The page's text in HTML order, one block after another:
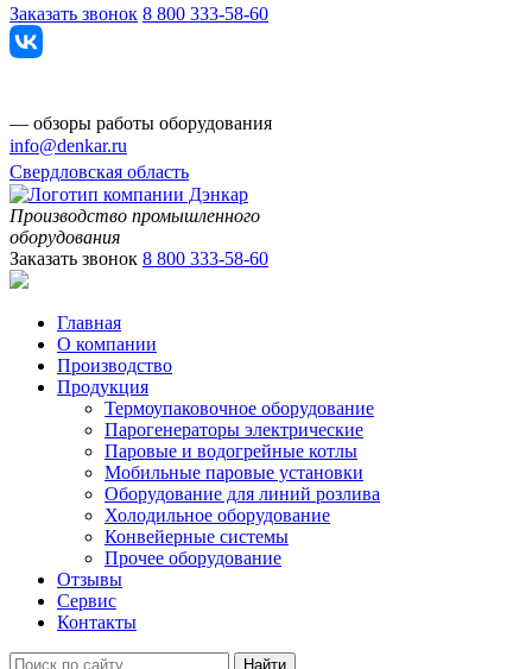
Заказать звонок 8 800 333-58-60
— обзоры работы оборудования
info@denkar.ru
Свердловская область
Производство промышленного
оборудования
Заказать звонок 8 800 333-58-60
Главная
О компании
Производство
Продукция
Термоупаковочное оборудование
Парогенераторы электрические
Паровые и водогрейные котлы
Мобильные паровые установки
Оборудование для линий розлива
Холодильное оборудование
Конвейерные системы
Прочее оборудование
Отзывы
Сервис
Контакты